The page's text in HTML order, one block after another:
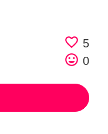
favorite_border 5
tag_faces 0